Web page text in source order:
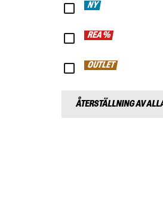
NY
REA %
OUTLET
ÅTERSTÄLLNING AV